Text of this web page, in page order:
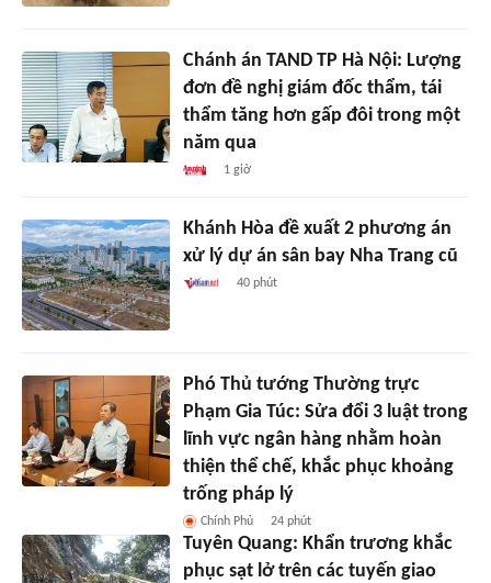
Chánh án TAND TP Hà Nội: Lượng
đơn đề nghị giám đốc thẩm, tái
thẩm tăng hơn gấp đôi trong một
năm qua
1 giờ
Khánh Hòa đề xuất 2 phương án
xử lý dự án sân bay Nha Trang cũ
40 phút
Phó Thủ tướng Thường trực
Phạm Gia Túc: Sửa đổi 3 luật trong
lĩnh vực ngân hàng nhằm hoàn
thiện thể chế, khắc phục khoảng
trống pháp lý
Chính Phủ 24 phút
Tuyên Quang: Khẩn trương khắc
phục sạt lở trên các tuyến giao